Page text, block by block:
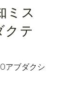
ミス
クテ
アブダクシ